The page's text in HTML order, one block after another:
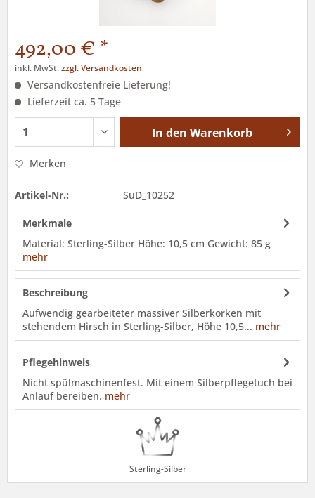
492,00 € *
inkl. MwSt.zzgl. Versandkosten
Versandkostenfreie Lieferung!
Lieferzeit ca. 5 Tage
In den Warenkorb
Merken
Artikel-Nr.: SuD_10252
Merkmale
Material: Sterling-Silber Höhe: 10,5 cm Gewicht: 85 g
mehr
Beschreibung
Aufwendig gearbeiteter massiver Silberkorken mit
stehendem Hirsch in Sterling-Silber, Höhe 10,5... mehr
Pflegehinweis
Nicht spülmaschinenfest. Mit einem Silberpflegetuch bei
Anlauf bereiben. mehr
Sterling-Silber